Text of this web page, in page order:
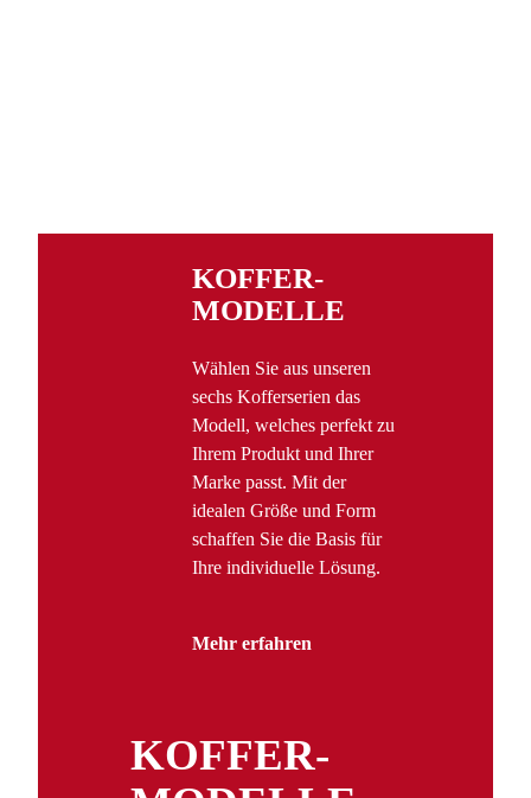
KOFFER­
MODELLE
Wählen Sie aus unseren
sechs Kofferserien das
Modell, welches perfekt zu
Ihrem Produkt und Ihrer
Marke passt. Mit der
idealen Größe und Form
schaffen Sie die Basis für
Ihre individuelle Lösung.
Mehr erfahren
KOFFER­